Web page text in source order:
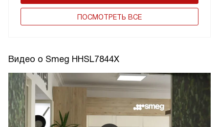
ПОCМОТРЕТЬ ВСЕ
Видео о Smeg HHSL7844X